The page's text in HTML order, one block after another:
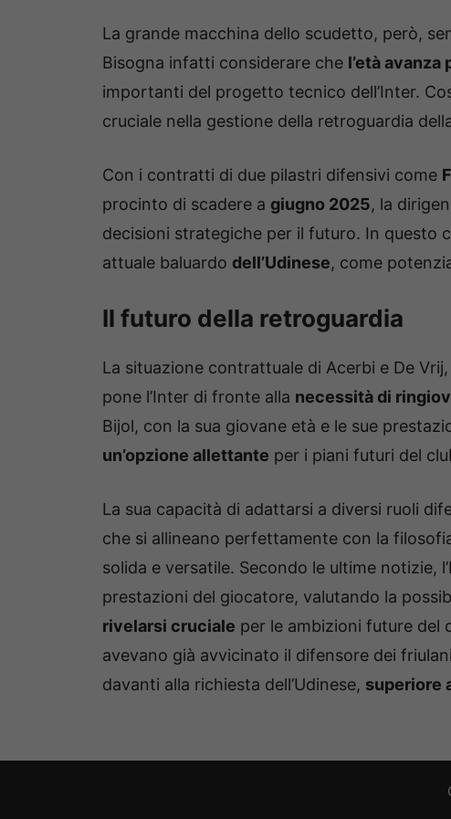
La grande macchina dello scudetto, però,
Bisogna infatti considerare che l’età avanza
importanti del progetto tecnico dell’Inter.
cruciale nella gestione della retroguardia
Con i contratti di due pilastri difensivi come
procinto di scadere a giugno 2025, la
decisioni strategiche per il futuro. In questo
attuale baluardo dell’Udinese, come
Il futuro della retroguardia
La situazione contrattuale di Acerbi e De
pone l’Inter di fronte alla necessità di
Bijol, con la sua giovane età e le sue
un’opzione allettante per i piani futuri del
La sua capacità di adattarsi a diversi ruoli
che si allineano perfettamente con la
solida e versatile. Secondo le ultime notizie,
prestazioni del giocatore, valutando la
rivelarsi cruciale per le ambizioni future del
avevano già avvicinato il difensore dei
davanti alla richiesta dell’Udinese, superiore